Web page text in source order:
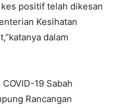
positif telah dikesan
Kesihatan
dalam
19 Sabah
Rancangan